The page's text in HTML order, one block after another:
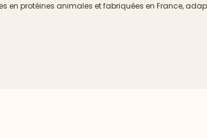
en protéines animales et fabriquées en France,